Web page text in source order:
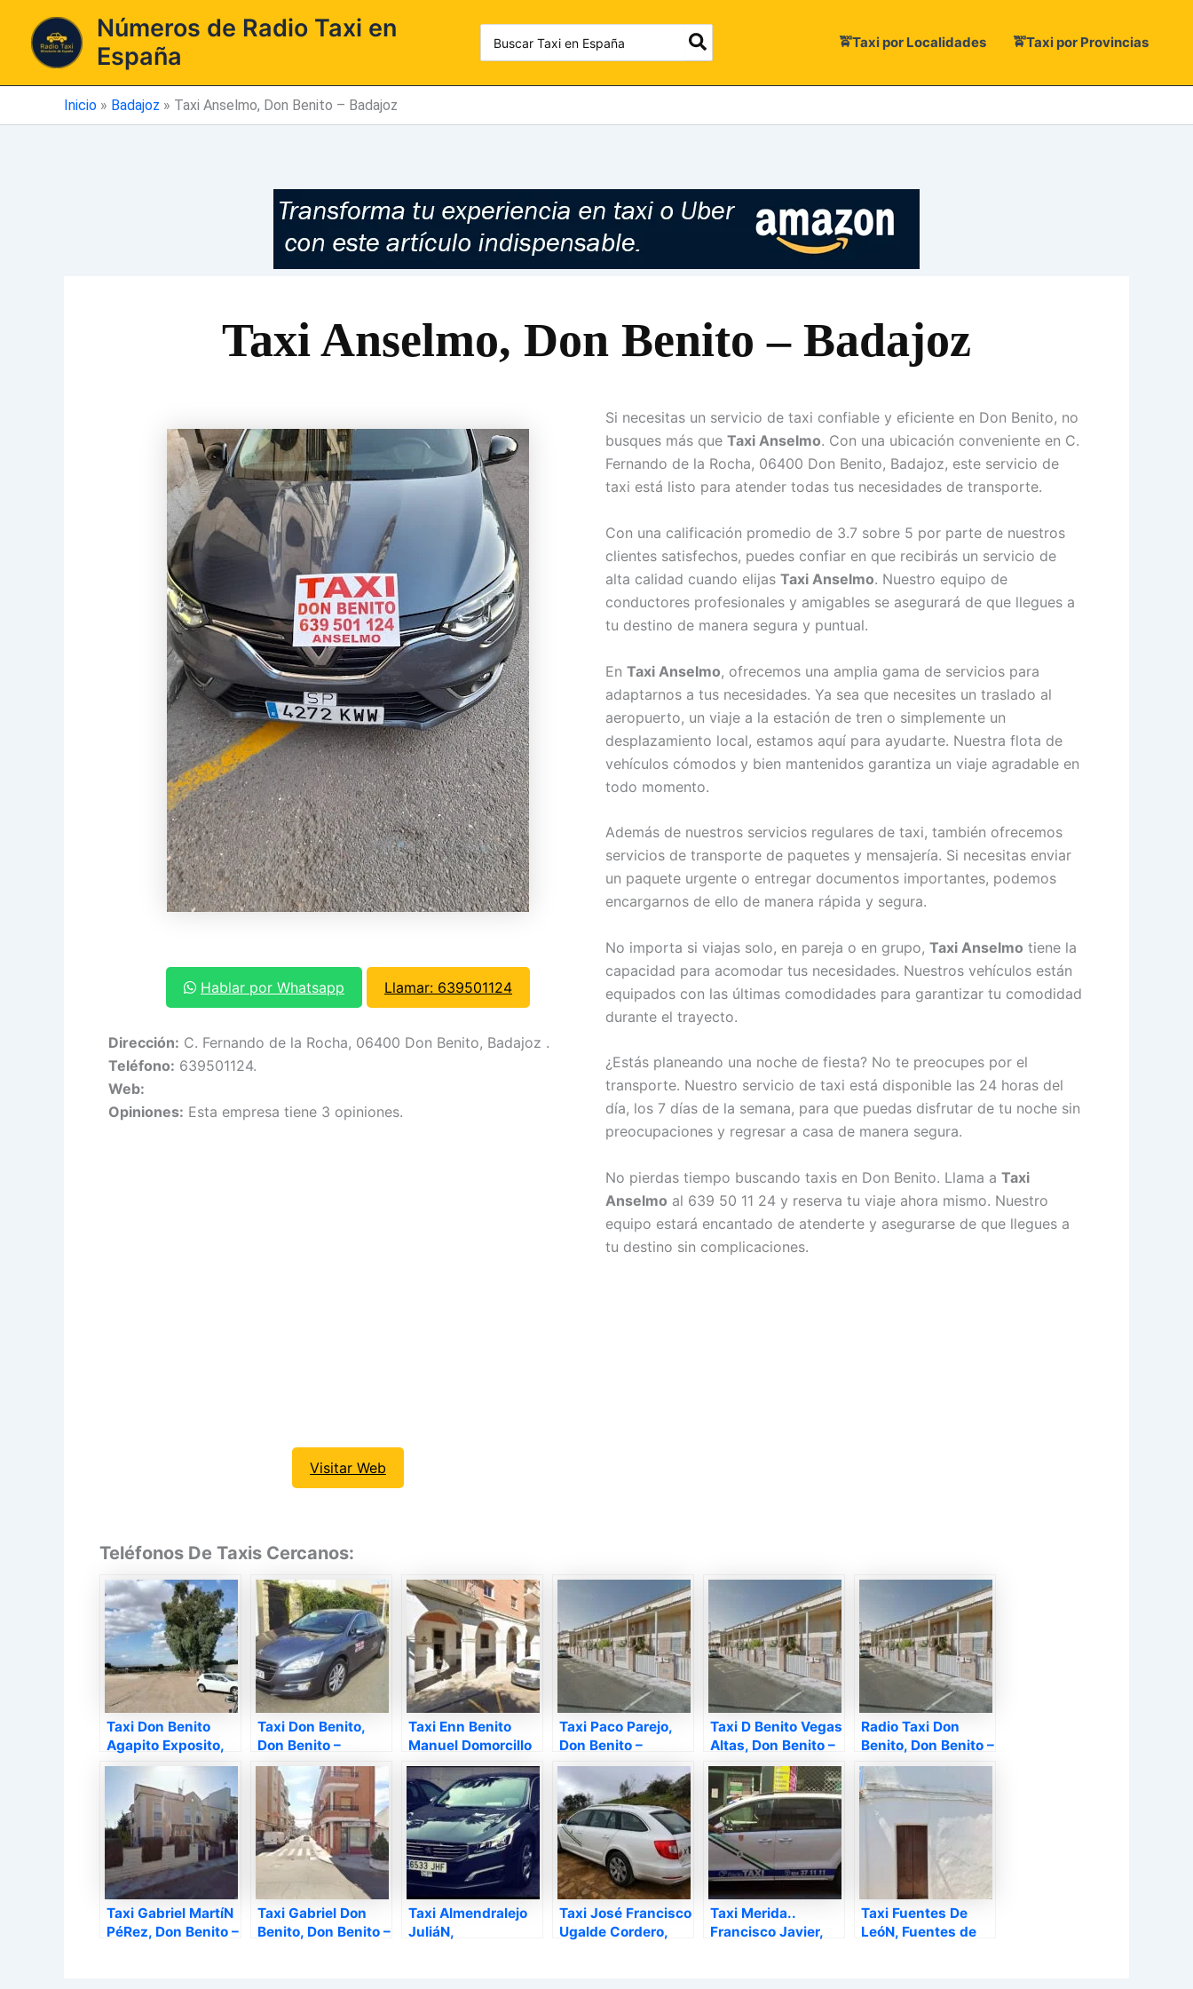
contenido
Números de Radio Taxi en
España
for:
🚖Taxi por Localidades 🚖Taxi por Provincias
Inicio » Badajoz » Taxi Anselmo, Don Benito – Badajoz
Taxi Anselmo, Don Benito – Badajoz
Hablar por Whatsapp Llamar: 639501124
Dirección: C. Fernando de la Rocha, 06400 Don Benito, Badajoz .
Teléfono: 639501124.
Web:
Opiniones: Esta empresa tiene 3 opiniones.
Visitar Web
Si necesitas un servicio de taxi confiable y eficiente en Don Benito, no
busques más que Taxi Anselmo. Con una ubicación conveniente en C.
Fernando de la Rocha, 06400 Don Benito, Badajoz, este servicio de
taxi está listo para atender todas tus necesidades de transporte.
Con una calificación promedio de 3.7 sobre 5 por parte de nuestros
clientes satisfechos, puedes confiar en que recibirás un servicio de
alta calidad cuando elijas Taxi Anselmo. Nuestro equipo de
conductores profesionales y amigables se asegurará de que llegues a
tu destino de manera segura y puntual.
En Taxi Anselmo, ofrecemos una amplia gama de servicios para
adaptarnos a tus necesidades. Ya sea que necesites un traslado al
aeropuerto, un viaje a la estación de tren o simplemente un
desplazamiento local, estamos aquí para ayudarte. Nuestra flota de
vehículos cómodos y bien mantenidos garantiza un viaje agradable en
todo momento.
Además de nuestros servicios regulares de taxi, también ofrecemos
servicios de transporte de paquetes y mensajería. Si necesitas enviar
un paquete urgente o entregar documentos importantes, podemos
encargarnos de ello de manera rápida y segura.
No importa si viajas solo, en pareja o en grupo, Taxi Anselmo tiene la
capacidad para acomodar tus necesidades. Nuestros vehículos están
equipados con las últimas comodidades para garantizar tu comodidad
durante el trayecto.
¿Estás planeando una noche de fiesta? No te preocupes por el
transporte. Nuestro servicio de taxi está disponible las 24 horas del
día, los 7 días de la semana, para que puedas disfrutar de tu noche sin
preocupaciones y regresar a casa de manera segura.
No pierdas tiempo buscando taxis en Don Benito. Llama a Taxi
Anselmo al 639 50 11 24 y reserva tu viaje ahora mismo. Nuestro
equipo estará encantado de atenderte y asegurarse de que llegues a
tu destino sin complicaciones.
Teléfonos De Taxis Cercanos:
Taxi Don Benito
Agapito Exposito,
Don Benito –
Badajoz
Taxi Don Benito,
Don Benito –
Badajoz
Taxi Enn Benito
Manuel Domorcillo
Moreno, Don Benito
– Badajoz
Taxi Paco Parejo,
Don Benito –
Badajoz
Taxi D Benito Vegas
Altas, Don Benito –
Badajoz
Radio Taxi Don
Benito, Don Benito –
Badajoz
Taxi Gabriel MartíN
PéRez, Don Benito –
Taxi Gabriel Don
Benito, Don Benito –
Taxi Almendralejo
JuliáN,
Taxi José Francisco
Ugalde Cordero,
Taxi Merida..
Francisco Javier,
Taxi Fuentes De
LeóN, Fuentes de